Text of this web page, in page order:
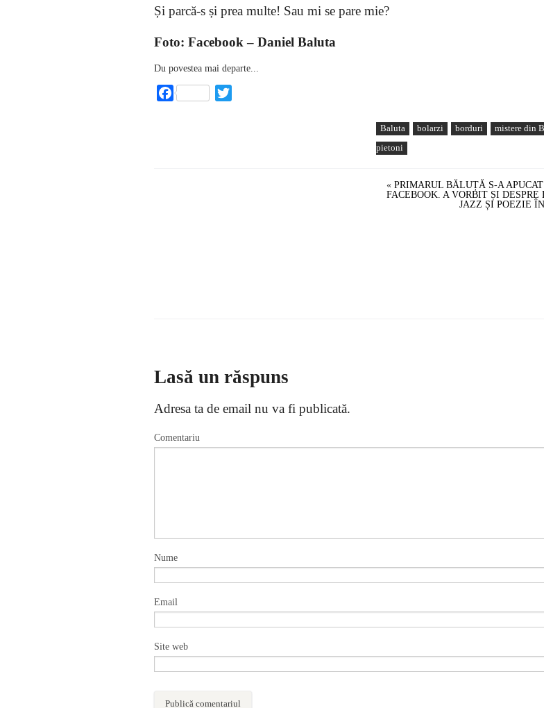
Și parcă-s și prea multe! Sau mi se pare mie?
Foto: Facebook – Daniel Baluta
Du povestea mai departe...
Facebook
Baluta bolarzi borduri mistere din
pietoni
«PRIMARUL BĂLUȚĂ S-A
FACEBOOK. A VORBIT ȘI DESPRE
JAZZ ȘI POEZIE
Lasă un răspuns
Adresa ta de email nu va fi publicată.
Comentariu
Nume
Email
Site web